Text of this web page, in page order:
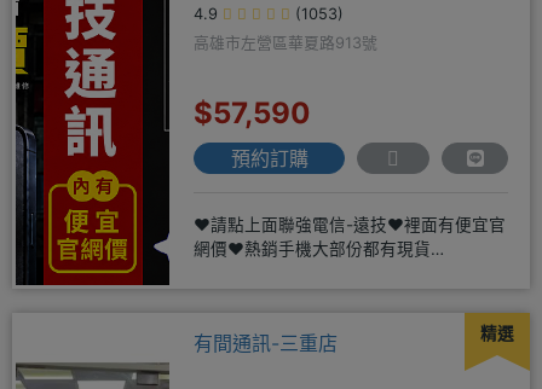
4.9
(1053)
高雄市左營區華夏路913號
$57,590
預約訂購
❤️請點上面聯強電信-遠技❤️裡面有便宜官
網價❤️熱銷手機大部份都有現貨
精選
有間通訊-三重店